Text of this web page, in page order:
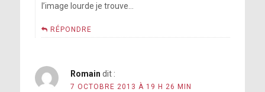
l’image lourde je trouve…
RÉPONDRE
Romain dit :
7 OCTOBRE 2013 À 19 H 26 MIN